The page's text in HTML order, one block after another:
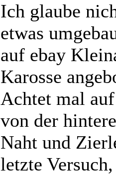
Ich glaube
etwas
auf ebay
Karosse
Achtet mal
von der
Naht und
letzte